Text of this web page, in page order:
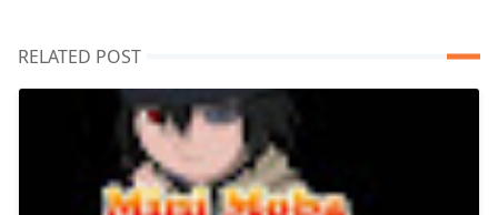
RELATED POST